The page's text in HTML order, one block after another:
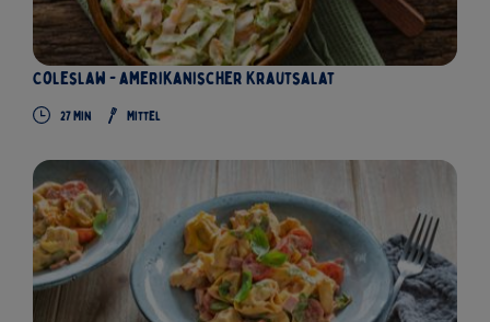
Coleslaw - amerikanischer Krautsalat
27Min Mittel